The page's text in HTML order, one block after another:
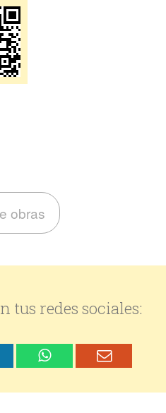
obras
tus redes sociales: